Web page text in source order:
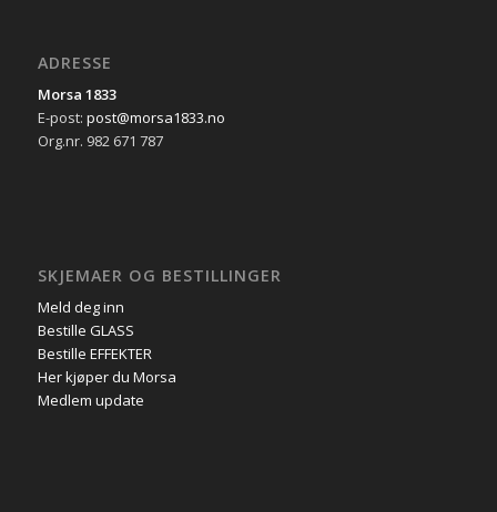
ADRESSE
Morsa 1833
E-post: post@morsa1833.no
Org.nr. 982 671 787
SKJEMAER OG BESTILLINGER
Meld deg inn
Bestille GLASS
Bestille EFFEKTER
Her kjøper du Morsa
Medlem update